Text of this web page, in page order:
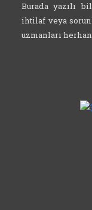
Burada yazılı
ihtilaf veya
uzmanları